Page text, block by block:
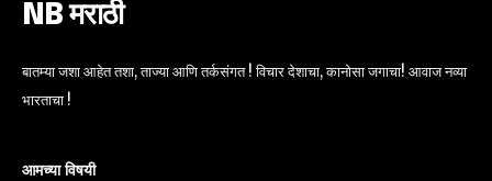
NB मराठी
बातम्या जशा आहेत तशा, ताज्या आणि तर्कसंगत ! विचार देशाचा, कानोसा जगाचा! आवाज नव्या
भारताचा !
आमच्या विषयी